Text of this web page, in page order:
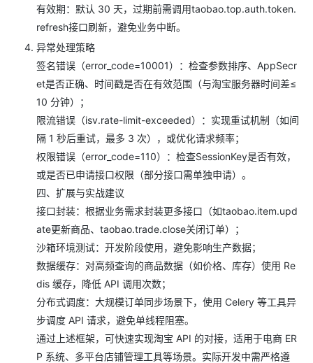
有效期：默认 30 天，过期前需调用taobao.top.auth.token.
refresh接口刷新，避免业务中断。
异常处理策略
签名错误（error_code=10001）：检查参数排序、AppSecr
et是否正确、时间戳是否在有效范围（与淘宝服务器时间差≤
10 分钟）；
限流错误（isv.rate-limit-exceeded）：实现重试机制（如间
隔 1 秒后重试，最多 3 次），或优化请求频率；
权限错误（error_code=110）：检查SessionKey是否有效，
或是否已申请接口权限（部分接口需单独申请）。
四、扩展与实战建议
接口封装：根据业务需求封装更多接口（如taobao.item.upd
ate更新商品、taobao.trade.close关闭订单）；
沙箱环境测试：开发阶段使用，避免影响生产数据；
数据缓存：对高频查询的商品数据（如价格、库存）使用 Re
dis 缓存，降低 API 调用次数；
分布式调度：大规模订单同步场景下，使用 Celery 等工具异
步调度 API 请求，避免单线程阻塞。
通过上述框架，可快速实现淘宝 API 的对接，适用于电商 ER
P 系统、多平台店铺管理工具等场景。实际开发中需严格遵